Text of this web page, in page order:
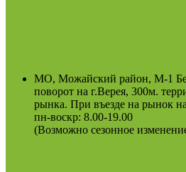
МО, Можайский район, М-1
поворот на г.Верея, 300м.
рынка. При въезде на рынок
пн-воскр: 8.00-19.00
(Возможно сезонное